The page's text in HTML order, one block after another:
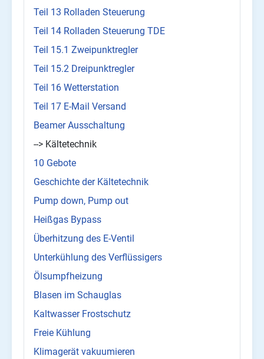
Teil 13 Rolladen Steuerung
Teil 14 Rolladen Steuerung TDE
Teil 15.1 Zweipunktregler
Teil 15.2 Dreipunktregler
Teil 16 Wetterstation
Teil 17 E-Mail Versand
Beamer Ausschaltung
--> Kältetechnik
10 Gebote
Geschichte der Kältetechnik
Pump down, Pump out
Heißgas Bypass
Überhitzung des E-Ventil
Unterkühlung des Verflüssigers
Ölsumpfheizung
Blasen im Schauglas
Kaltwasser Frostschutz
Freie Kühlung
Klimagerät vakuumieren